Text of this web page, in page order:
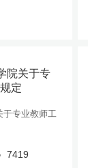
院关于专
定
于专业教师工
7419